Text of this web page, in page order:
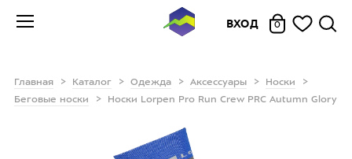
ВХОД 0
Главная Каталог Одежда Аксессуары
Носки
Беговые носки
Носки Lorpen Pro Run Crew PRC Autumn Glory